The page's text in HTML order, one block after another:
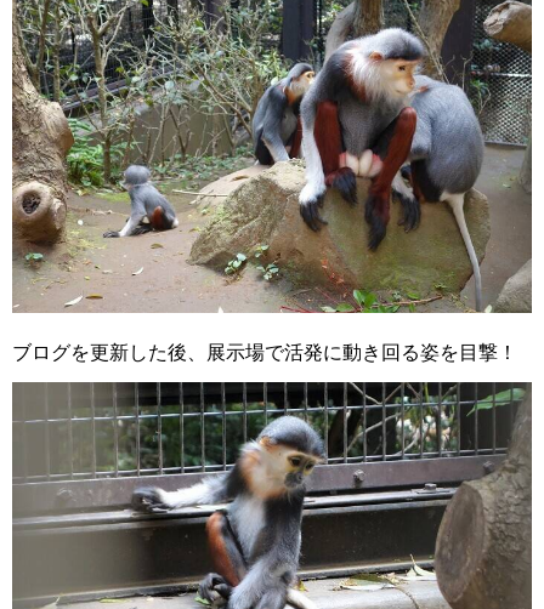
ブログを更新した後、展示場で活発に動き回る姿を目撃！